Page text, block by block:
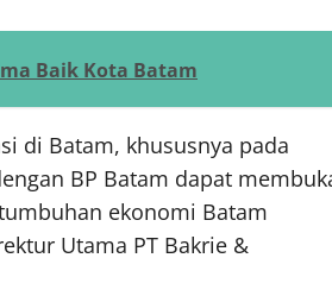
Baik Kota Batam
di Batam, khususnya pada
BP Batam dapat
ekonomi Batam
Utama PT Bakrie &